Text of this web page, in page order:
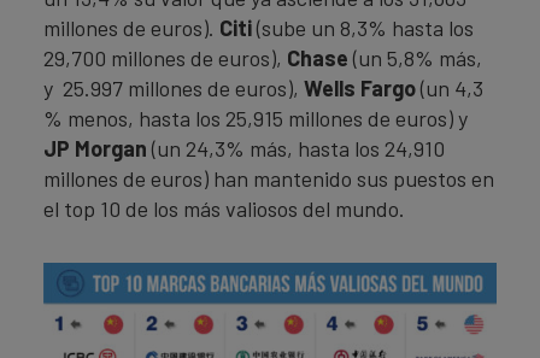
millones de euros). Citi(sube un 8,3% hasta los
29,700 millones de euros), Chase (un 5,8% más,
y 25.997 millones de euros), Wells Fargo(un 4,3
% menos, hasta los 25,915 millones de euros) y
JP Morgan (un 24,3% más, hasta los 24,910
millones de euros) han mantenido sus puestos en
el top 10 de los más valiosos del mundo.